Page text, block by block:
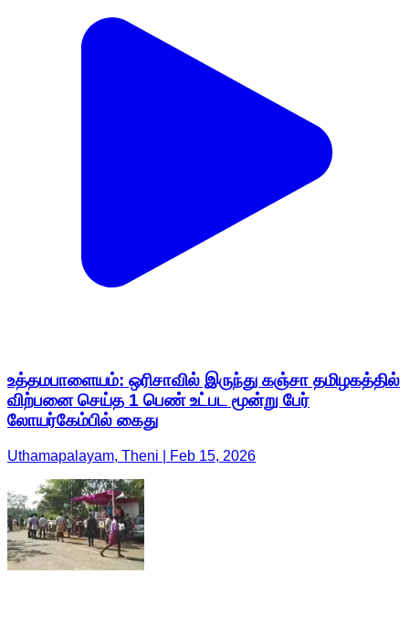
உத்தமபாளையம்: ஒரிசாவில் இருந்து கஞ்சா தமிழகத்தில்
விற்பனை செய்த 1 பெண் உட்பட மூன்று பேர்
லோயர்கேம்பில் கைது
Uthamapalayam, Theni | Feb 15, 2026